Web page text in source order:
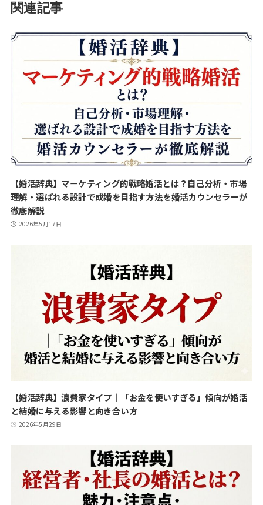
関連記事
【婚活辞典】マーケティング的戦略婚活とは？自己分析・市場
理解・選ばれる設計で成婚を目指す方法を婚活カウンセラーが
徹底解説
2026年5月17日
【婚活辞典】浪費家タイプ｜「お金を使いすぎる」傾向が婚活
と結婚に与える影響と向き合い方
2026年5月29日